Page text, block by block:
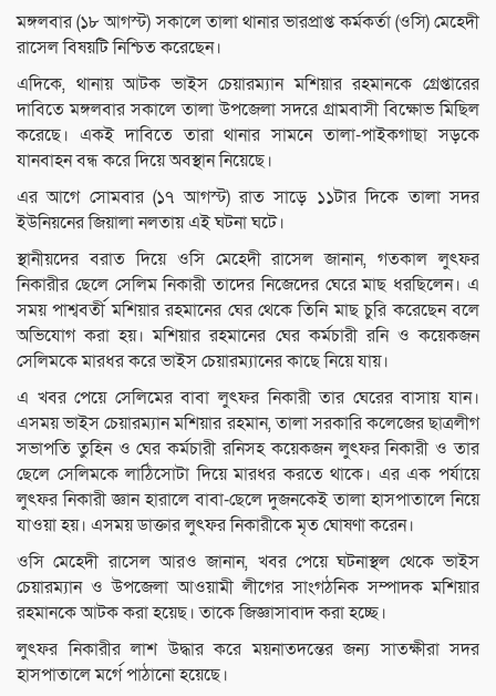
মঙ্গলবার (১৮ আগস্ট) সকালে তালা থানার ভারপ্রাপ্ত কর্মকর্তা (ওসি) মেহেদী
রাসেল বিষয়টি নিশ্চিত করেছেন।
এদিকে, থানায় আটক ভাইস চেয়ারম্যান মশিয়ার রহমানকে গ্রেপ্তারের
দাবিতে মঙ্গলবার সকালে তালা উপজেলা সদরে গ্রামবাসী বিক্ষোভ মিছিল
করেছে। একই দাবিতে তারা থানার সামনে তালা-পাইকগাছা সড়কে
যানবাহন বন্ধ করে দিয়ে অবস্থান নিয়েছে।
এর আগে সোমবার (১৭ আগস্ট) রাত সাড়ে ১১টার দিকে তালা সদর
ইউনিয়নের জিয়ালা নলতায় এই ঘটনা ঘটে।
স্থানীয়দের বরাত দিয়ে ওসি মেহেদী রাসেল জানান, গতকাল লুৎফর
নিকারীর ছেলে সেলিম নিকারী তাদের নিজেদের ঘেরে মাছ ধরছিলেন। এ
সময় পাশ্ববর্তী মশিয়ার রহমানের ঘের থেকে তিনি মাছ চুরি করেছেন বলে
অভিযোগ করা হয়। মশিয়ার রহমানের ঘের কর্মচারী রনি ও কয়েকজন
সেলিমকে মারধর করে ভাইস চেয়ারম্যানের কাছে নিয়ে যায়।
এ খবর পেয়ে সেলিমের বাবা লুৎফর নিকারী তার ঘেরের বাসায় যান।
এসময় ভাইস চেয়ারম্যান মশিয়ার রহমান, তালা সরকারি কলেজের ছাত্রলীগ
সভাপতি তুহিন ও ঘের কর্মচারী রনিসহ কয়েকজন লুৎফর নিকারী ও তার
ছেলে সেলিমকে লাঠিসোটা দিয়ে মারধর করতে থাকে। এর এক পর্যায়ে
লুৎফর নিকারী জ্ঞান হারালে বাবা-ছেলে দুজনকেই তালা হাসপাতালে নিয়ে
যাওয়া হয়। এসময় ডাক্তার লুৎফর নিকারীকে মৃত ঘোষণা করেন।
ওসি মেহেদী রাসেল আরও জানান, খবর পেয়ে ঘটনাস্থল থেকে ভাইস
চেয়ারম্যান ও উপজেলা আওয়ামী লীগের সাংগঠনিক সম্পাদক মশিয়ার
রহমানকে আটক করা হয়েছ। তাকে জিজ্ঞাসাবাদ করা হচ্ছে।
লুৎফর নিকারীর লাশ উদ্ধার করে ময়নাতদন্তের জন্য সাতক্ষীরা সদর
হাসপাতালে মর্গে পাঠানো হয়েছে।